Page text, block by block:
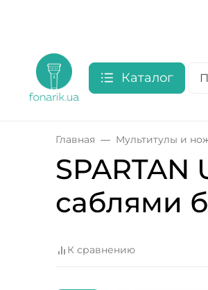
Каталог
Главная Мультитулы и
саблями
К сравнению